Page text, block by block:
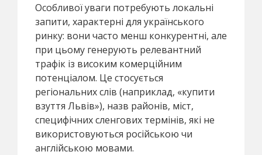
Особливої уваги потребують локальні
запити, характерні для українського
ринку: вони часто менш конкурентні, але
при цьому генерують релевантний
трафік із високим комерційним
потенціалом. Це стосується
регіональних слів (наприклад, «купити
взуття Львів»), назв районів, міст,
специфічних сленгових термінів, які не
використовуються російською чи
англійською мовами.